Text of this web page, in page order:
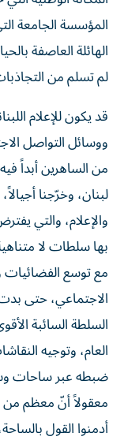
المؤسسة الجامعة
الهائلة العاصفة
لم تسلم من
قد يكون للإعلام
ووسائل التواصل
من الساهرين أبداً
لبنان، وخرّجنا
والإعلام، والتي
بها سلطات لا
مع توسع
الاجتماعي، حتى بدت
السلطة السائبة
العام، وتوجيه
ضبطه عبر ساحات
معقولاً أنّ معظم
أدمنوا القول